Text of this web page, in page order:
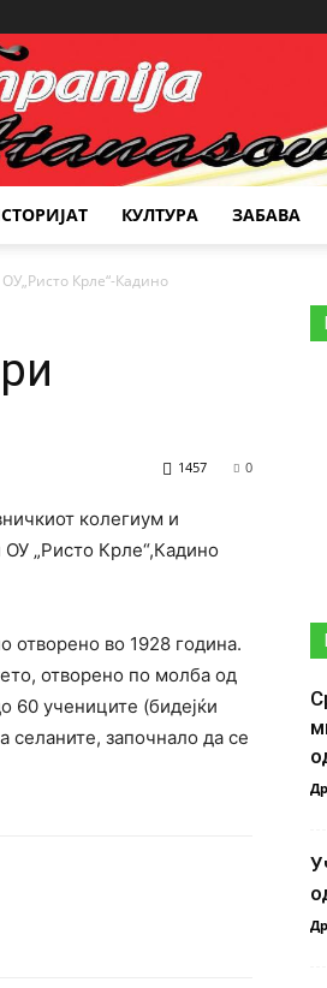
КУЛТУРА ЗАБАВА
Крле“-Кадино
0
1457
колегиум и
„Ристо Крле“,Кадино
отворено во 1928 година.
отворено по молба од
60 учениците (бидејќи
селаните, започнало да се